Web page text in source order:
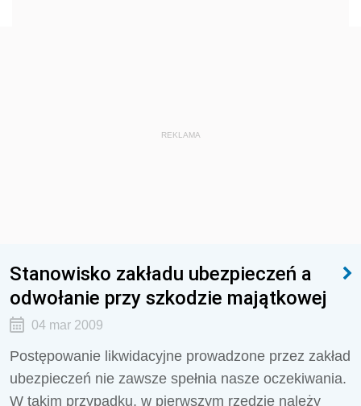
REKLAMA
Stanowisko zakładu ubezpieczeń a
odwołanie przy szkodzie majątkowej
04 mar 2009
Postępowanie likwidacyjne prowadzone przez zakład
ubezpieczeń nie zawsze spełnia nasze oczekiwania.
W takim przypadku, w pierwszym rzędzie należy